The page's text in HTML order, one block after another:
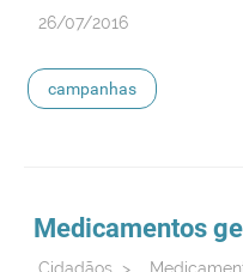
26/07/2016
campanhas
Medicamentos